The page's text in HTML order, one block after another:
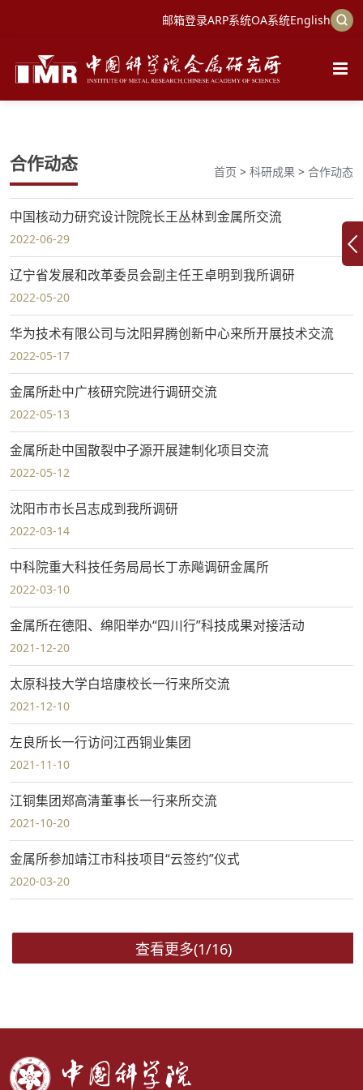
邮箱登录ARP系统OA系统English
合作动态 首页 > 科研成果 > 合作动态
中国核动力研究设计院院长王丛林到金属所交流
2022-06-29
辽宁省发展和改革委员会副主任王卓明到我所调研
2022-05-20
华为技术有限公司与沈阳昇腾创新中心来所开展技术交流
2022-05-17
金属所赴中广核研究院进行调研交流
2022-05-13
金属所赴中国散裂中子源开展建制化项目交流
2022-05-12
沈阳市市长吕志成到我所调研
2022-03-14
中科院重大科技任务局局长丁赤飚调研金属所
2022-03-10
金属所在德阳、绵阳举办“四川行”科技成果对接活动
2021-12-20
太原科技大学白培康校长一行来所交流
2021-12-10
左良所长一行访问江西铜业集团
2021-11-10
江铜集团郑高清董事长一行来所交流
2021-10-20
金属所参加靖江市科技项目“云签约”仪式
2020-03-20
查看更多(1/16)